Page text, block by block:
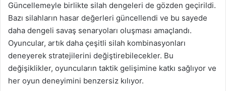
Güncellemeyle birlikte silah dengeleri de gözden geçirildi.
Bazı silahların hasar değerleri güncellendi ve bu sayede
daha dengeli savaş senaryoları oluşması amaçlandı.
Oyuncular, artık daha çeşitli silah kombinasyonları
deneyerek stratejilerini değiştirebilecekler. Bu
değişiklikler, oyuncuların taktik gelişimine katkı sağlıyor ve
her oyun deneyimini benzersiz kılıyor.